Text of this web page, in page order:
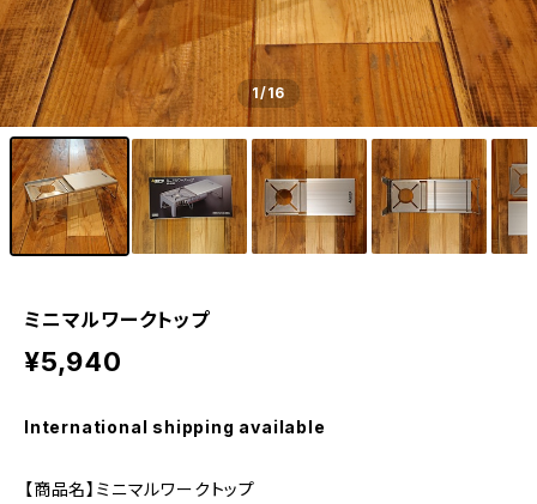
1/16
ミニマルワークトップ
¥5,940
International shipping available
【商品名】ミニマルワークトップ